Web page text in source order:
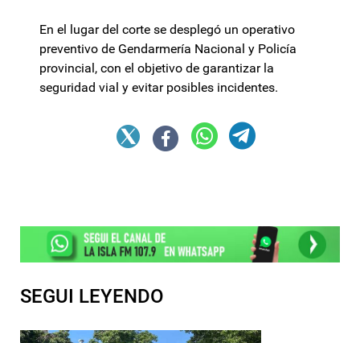
En el lugar del corte se desplegó un operativo
preventivo de Gendarmería Nacional y Policía
provincial, con el objetivo de garantizar la
seguridad vial y evitar posibles incidentes.
SEGUI LEYENDO